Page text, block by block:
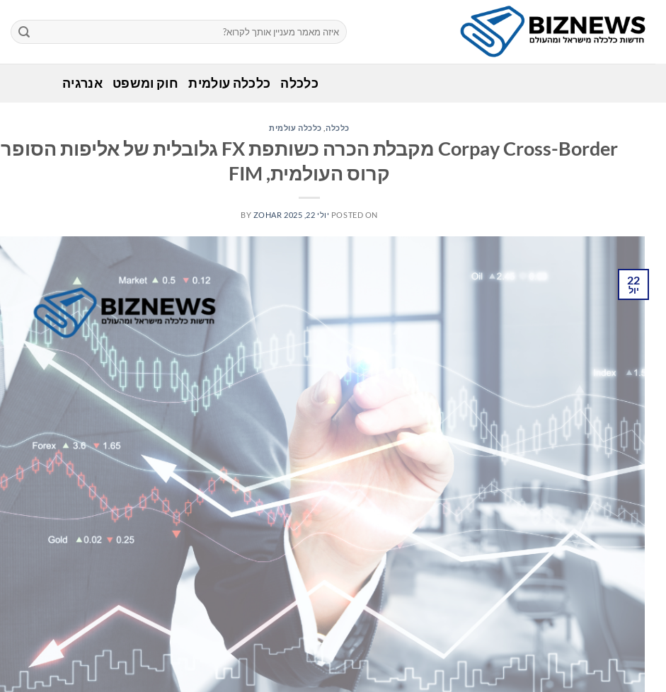
content
כלכלה כלכלה עולמית חוק ומשפט אנרגיה
כלכלה, כלכלה עולמית
Corpay Cross-Border מקבלת הכרה כשותפת FX גלובלית של אליפות הסופר
קרוס העולמית, FIM
POSTED ON יולי 22, 2025 BY ZOHAR
22
יול